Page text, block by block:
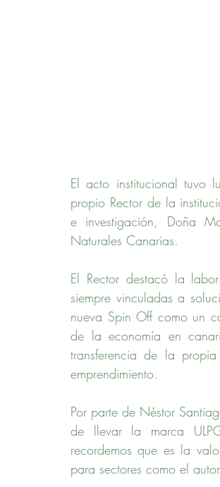
El acto institucional tuvo
propio Rector de la
e investigación, Doña
Naturales Canarias.
El Rector destacó la
siempre vinculadas a
nueva Spin Off como un
de la economía en
transferencia de la
emprendimiento.
Por parte de Néstor
de llevar la marca
recordemos que es la
para sectores como el